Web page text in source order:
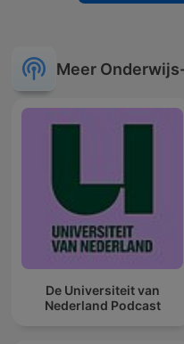
Meer
De Universiteit van
Nederland Podcast